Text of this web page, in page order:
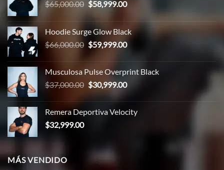
$65,000.00 El
precio
original
era:
$65,000.00.
$58,999.00El
actual
es:
$58,999.00.
Hoodie Surge Glow Black
$66,000.00 El
precio
original
era:
$66,000.00.
$59,999.00El
es:
$59,999.00.
Musculosa Pulse Overprint Black
$37,000.00 El
precio
original
era:
$30,999.00El
precio
actual
es:
Remera Deportiva Velocity
$32,999.00
MÁS VENDIDO